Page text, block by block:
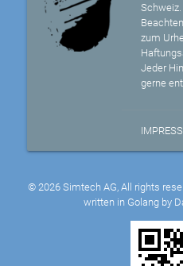
Schweiz.
zum
Jeder
gerne
© 2026 Simtech AG, All rights
written in Golang by